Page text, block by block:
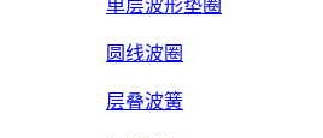
单层波形垫圈
圆线波圈
层叠波簧